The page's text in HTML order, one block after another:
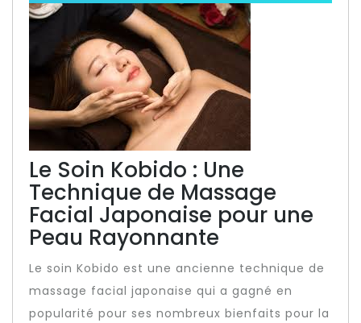
Le Soin Kobido : Une
Technique de Massage
Facial Japonaise pour une
Peau Rayonnante
Le soin Kobido est une ancienne technique de
massage facial japonaise qui a gagné en
popularité pour ses nombreux bienfaits pour la